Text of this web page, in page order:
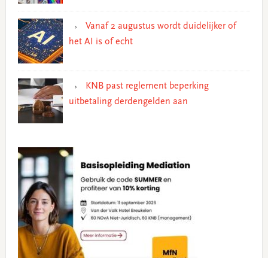
Vanaf 2 augustus wordt duidelijker of
het AI is of echt
KNB past reglement beperking
uitbetaling derdengelden aan